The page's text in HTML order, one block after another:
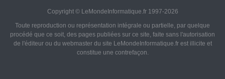
Copyright © LeMondeInformatique.fr 1997-2026
Toute reproduction ou représentation intégrale ou partielle, par quelque
procédé que ce soit, des pages publiées sur ce site, faite sans l'autorisation
de l'éditeur ou du webmaster du site LeMondeInformatique.fr est illicite et
constitue une contrefaçon.